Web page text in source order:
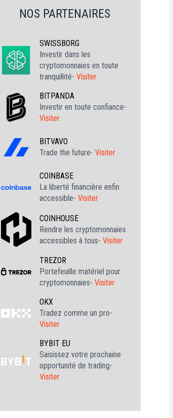
NOS PARTENAIRES
SWISSBORG
Investir dans les
cryptomonnaies en toute
tranquillité- Visiter
BITPANDA
Investir en toute confiance-
Visiter
BITVAVO
Trade the future- Visiter
COINBASE
La liberté financière enfin
accessible- Visiter
COINHOUSE
Rendre les cryptomonnaies
accessibles à tous- Visiter
TREZOR
Portefeuille matériel pour
cryptomonnaies- Visiter
OKX
Tradez comme un pro-
Visiter
BYBIT EU
Saisissez votre prochaine
opportunité de trading-
Visiter